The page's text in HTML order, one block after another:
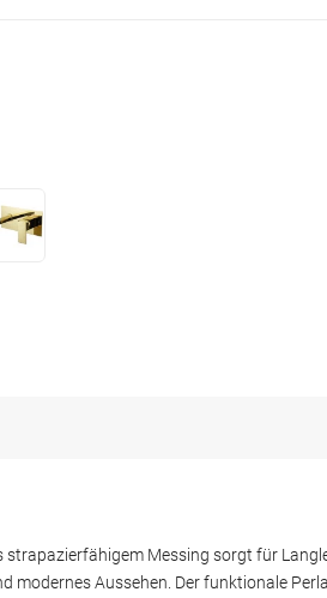
Messing sorgt für
modernes Aussehen. Der funktionale